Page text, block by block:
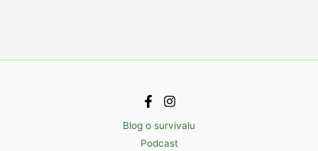
Blog o survivalu
Podcast